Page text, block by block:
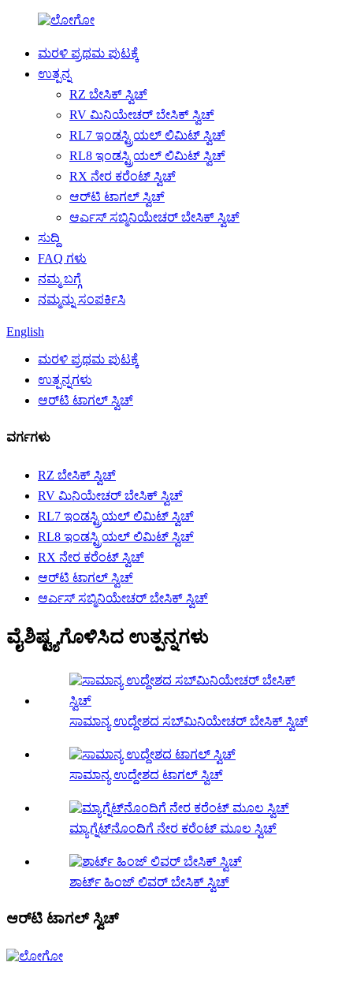
ಮರಳಿ ಪ್ರಥಮ ಪುಟಕ್ಕೆ
ಉತ್ಪನ್ನ
RZ ಬೇಸಿಕ್ ಸ್ವಿಚ್
RV ಮಿನಿಯೇಚರ್ ಬೇಸಿಕ್ ಸ್ವಿಚ್
RL7 ಇಂಡಸ್ಟ್ರಿಯಲ್ ಲಿಮಿಟ್ ಸ್ವಿಚ್
RL8 ಇಂಡಸ್ಟ್ರಿಯಲ್ ಲಿಮಿಟ್ ಸ್ವಿಚ್
RX ನೇರ ಕರೆಂಟ್ ಸ್ವಿಚ್
ಆರ್‌ಟಿ ಟಾಗಲ್ ಸ್ವಿಚ್
ಆರ್ಎಸ್ ಸಬ್ಮಿನಿಯೇಚರ್ ಬೇಸಿಕ್ ಸ್ವಿಚ್
ಸುದ್ದಿ
FAQ ಗಳು
ನಮ್ಮ ಬಗ್ಗೆ
ನಮ್ಮನ್ನು ಸಂಪರ್ಕಿಸಿ
English
ಮರಳಿ ಪ್ರಥಮ ಪುಟಕ್ಕೆ
ಉತ್ಪನ್ನಗಳು
ಆರ್‌ಟಿ ಟಾಗಲ್ ಸ್ವಿಚ್
ವರ್ಗಗಳು
RZ ಬೇಸಿಕ್ ಸ್ವಿಚ್
RV ಮಿನಿಯೇಚರ್ ಬೇಸಿಕ್ ಸ್ವಿಚ್
RL7 ಇಂಡಸ್ಟ್ರಿಯಲ್ ಲಿಮಿಟ್ ಸ್ವಿಚ್
RL8 ಇಂಡಸ್ಟ್ರಿಯಲ್ ಲಿಮಿಟ್ ಸ್ವಿಚ್
RX ನೇರ ಕರೆಂಟ್ ಸ್ವಿಚ್
ಆರ್‌ಟಿ ಟಾಗಲ್ ಸ್ವಿಚ್
ಆರ್ಎಸ್ ಸಬ್ಮಿನಿಯೇಚರ್ ಬೇಸಿಕ್ ಸ್ವಿಚ್
ವೈಶಿಷ್ಟ್ಯಗೊಳಿಸಿದ ಉತ್ಪನ್ನಗಳು
ಸಾಮಾನ್ಯ ಉದ್ದೇಶದ ಸಬ್‌ಮಿನಿಯೇಚರ್ ಬೇಸಿಕ್ ಸ್ವಿಚ್
ಸಾಮಾನ್ಯ ಉದ್ದೇಶದ ಟಾಗಲ್ ಸ್ವಿಚ್
ಮ್ಯಾಗ್ನೆಟ್‌ನೊಂದಿಗೆ ನೇರ ಕರೆಂಟ್ ಮೂಲ ಸ್ವಿಚ್
ಶಾರ್ಟ್ ಹಿಂಜ್ ಲಿವರ್ ಬೇಸಿಕ್ ಸ್ವಿಚ್
ಆರ್‌ಟಿ ಟಾಗಲ್ ಸ್ವಿಚ್